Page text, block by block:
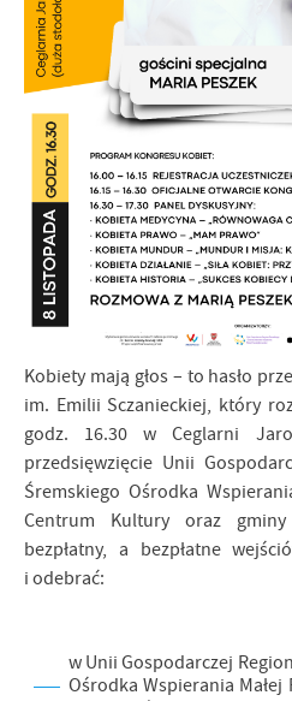
Kobiety mają głos – to hasło
im. Emilii Sczanieckiej, który
godz. 16.30 w Ceglarni
przedsięwzięcie Unii
Śremskiego Ośrodka
Centrum Kultury oraz
bezpłatny, a bezpłatne
i odebrać:
w Unii Gospodarczej
Ośrodka Wspierania